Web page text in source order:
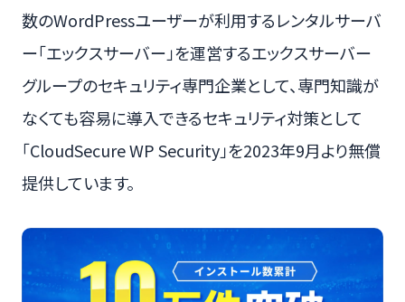
数のWordPressユーザーが利用するレンタルサーバ
ー「エックスサーバー」を運営するエックスサーバー
グループのセキュリティ専門企業として、専門知識が
なくても容易に導入できるセキュリティ対策として
「CloudSecure WP Security」を2023年9月より無償
提供しています。